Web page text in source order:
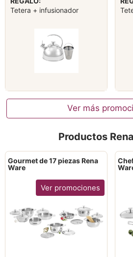
Tetera + infusionador
Ver más
Productos
Gourmet de 17 piezas Rena
Ware
Ver promociones